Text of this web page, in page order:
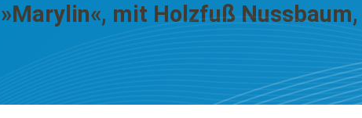
mit Holzfuß Nussbaum,